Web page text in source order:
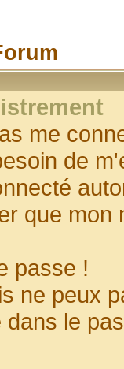
me
de
que
passe !
ne peux
le